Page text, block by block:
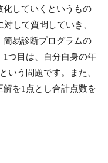
化していくというもの
して質問していき、
簡易診断プログラムの
つ目は、自分自身の年
いう問題です。また、
を1点とし合計点数を